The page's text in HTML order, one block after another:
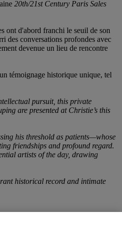
20th/21st Century Paris Sales
ont d'abord franchi le seuil de son
des conversations profondes avec
devenue un lieu de rencontre
témoignage historique unique, tel
pursuit, this private
are presented at Christie’s this
his threshold as patients—whose
friendships and profound regard.
artists of the day, drawing
historical record and intimate